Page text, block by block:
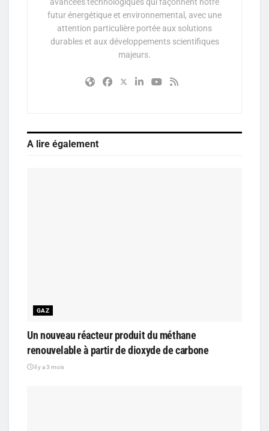
futur énergétique et environnemental, avec une
attention particulière portée aux solutions
durables et aux développements scientifiques
majeurs.
A lire également
GAZ
Un nouveau réacteur produit du méthane
renouvelable à partir de dioxyde de carbone
il y a 3 mois